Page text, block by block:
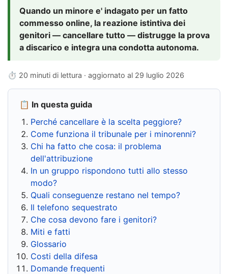
Quando un minore e' indagato per un fatto
commesso online, la reazione istintiva dei
genitori — cancellare tutto — distrugge la prova
a discarico e integra una condotta autonoma.
⏱ 20 minuti di lettura · aggiornato al 29 luglio 2026
📋 In questa guida
Perché cancellare è la scelta peggiore?
Come funziona il tribunale per i minorenni?
Chi ha fatto che cosa: il problema
dell'attribuzione
In un gruppo rispondono tutti allo stesso
modo?
Quali conseguenze restano nel tempo?
Il telefono sequestrato
Che cosa devono fare i genitori?
Miti e fatti
Glossario
Costi della difesa
Domande frequenti